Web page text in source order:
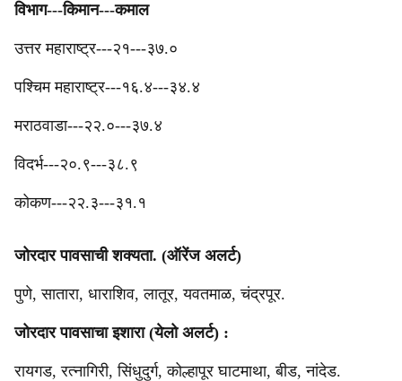
‎विभाग---किमान---कमाल
‎उत्तर महाराष्ट्र---२१---३७.०
‎पश्‍चिम महाराष्ट्र---१६.४---३४.४
मराठवाडा---२२.०---३७.४
‎विदर्भ---२०.९---३८.९
‎कोकण---२२.३---३१.१
जोरदार पावसाची शक्यता. (ऑरेंज अलर्ट)
पुणे, सातारा, धाराशिव, लातूर, यवतमाळ, चंद्रपूर.
जोरदार पावसाचा इशारा (येलो अलर्ट) :
रायगड, रत्नागिरी, सिंधुदुर्ग, कोल्हापूर घाटमाथा, बीड, नांदेड.